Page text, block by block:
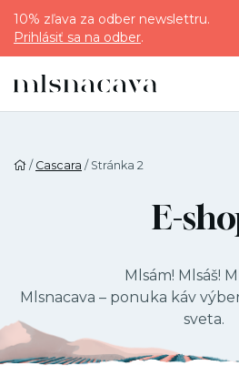
10% zľava za odber newslettru.
Prihlásiť sa na odber.
/ Cascara / Stránka 2
E-
Mlsám! Mlsáš!
Mlsnacava – ponuka káv
sveta.